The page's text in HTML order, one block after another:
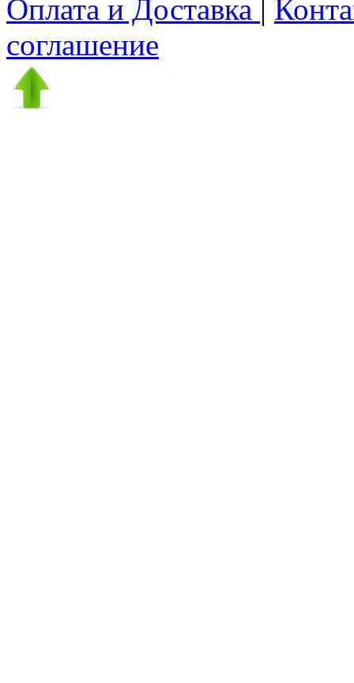
Оплата и Доставка |
соглашение